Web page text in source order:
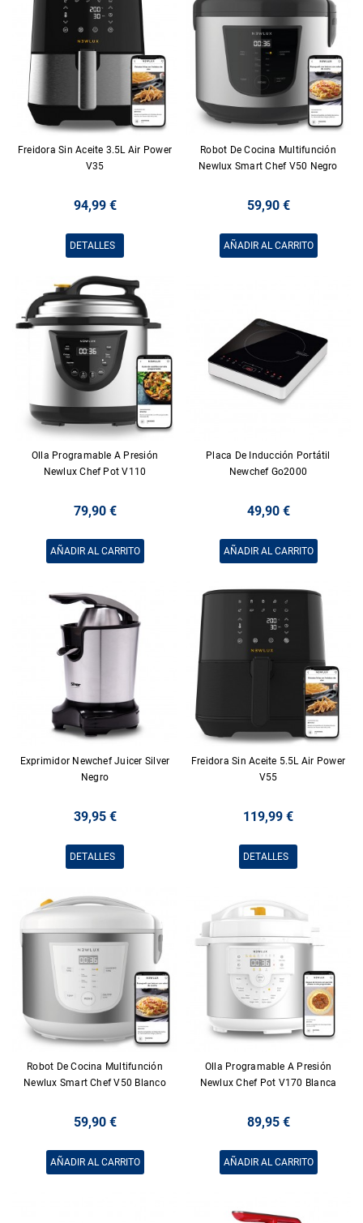
Freidora Sin Aceite 3.5L Air Power
V35
94,99 €
DETALLES
Robot De Cocina Multifunción
Newlux Smart Chef V50 Negro
59,90 €
AÑADIR AL CARRITO
Olla Programable A Presión
Newlux Chef Pot V110
79,90 €
AÑADIR AL CARRITO
Placa De Inducción Portátil
Newchef Go2000
49,90 €
AÑADIR AL CARRITO
Exprimidor Newchef Juicer Silver
Negro
39,95 €
DETALLES
Freidora Sin Aceite 5.5L Air Power
V55
119,99 €
DETALLES
Robot De Cocina Multifunción
Newlux Smart Chef V50 Blanco
59,90 €
AÑADIR AL CARRITO
Olla Programable A Presión
Newlux Chef Pot V170 Blanca
89,95 €
AÑADIR AL CARRITO